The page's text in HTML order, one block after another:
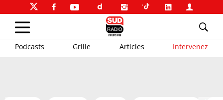
Podcasts Grille Articles Intervenez